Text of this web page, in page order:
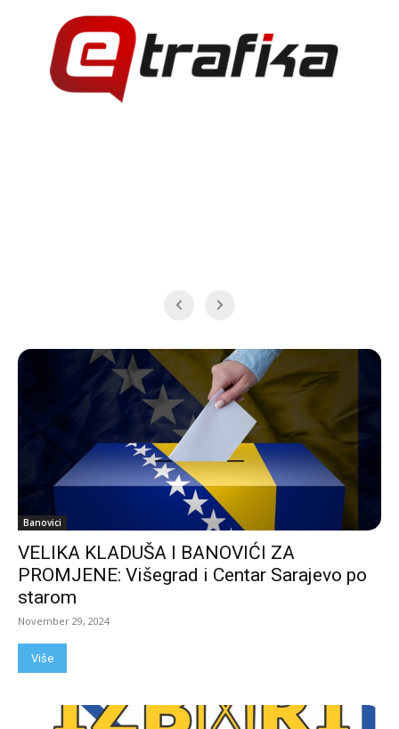
Banovici
VELIKA KLADUŠA I BANOVIĆI ZA
PROMJENE: Višegrad i Centar Sarajevo po
starom
November 29, 2024
Više